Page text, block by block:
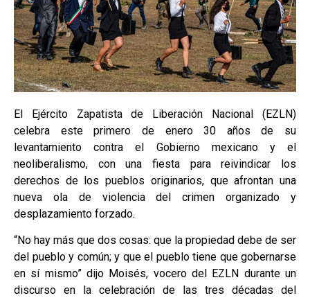
El Ejército Zapatista de Liberación Nacional (EZLN)
celebra este primero de enero 30 años de su
levantamiento contra el Gobierno mexicano y el
neoliberalismo, con una fiesta para reivindicar los
derechos de los pueblos originarios, que afrontan una
nueva ola de violencia del crimen organizado y
desplazamiento forzado.
“No hay más que dos cosas: que la propiedad debe de ser
del pueblo y común; y que el pueblo tiene que gobernarse
en sí mismo” dijo Moisés, vocero del EZLN durante un
discurso en la celebración de las tres décadas del